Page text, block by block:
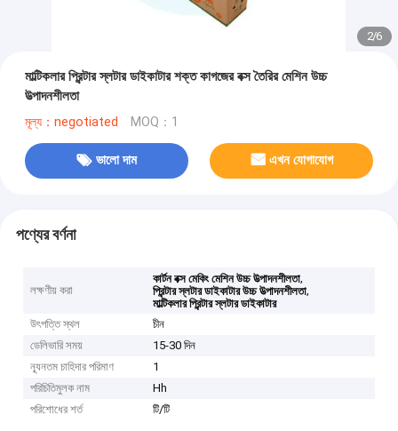
2/6
মাল্টিকলার প্রিন্টার স্লটার ডাইকাটার শক্ত কাগজের বক্স তৈরির মেশিন উচ্চ
উত্পাদনশীলতা
মূল্য：negotiated MOQ：1
ভালো দাম এখন যোগাযোগ
পণ্যের বর্ণনা
লক্ষণীয় করা
কার্টন বক্স মেকিং মেশিন উচ্চ উত্পাদনশীলতা,
প্রিন্টার স্লটার ডাইকাটার উচ্চ উত্পাদনশীলতা,
মাল্টিকলার প্রিন্টার স্লটার ডাইকাটার
উৎপত্তি স্থল
চীন
ডেলিভারি সময়
15-30 দিন
ন্যূনতম চাহিদার পরিমাণ
1
পরিচিতিমুলক নাম
Hh
পরিশোধের শর্ত
টি/টি